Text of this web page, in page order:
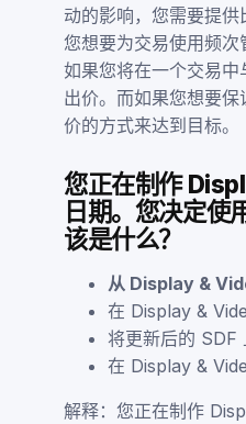
动的影响，您需要提
您想要为交易使用频次
如果您将在一个交易
出价。而如果您想要
价的方式来达到目标。
您正在制作
日期。您决定使
该是什么？
从 Display &
在 Display &
将更新后的 SDF
在 Display &
解释：您正在制作